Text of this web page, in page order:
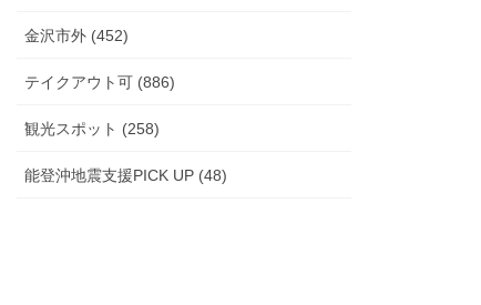
金沢市外 (452)
テイクアウト可 (886)
観光スポット (258)
能登沖地震支援PICK UP (48)